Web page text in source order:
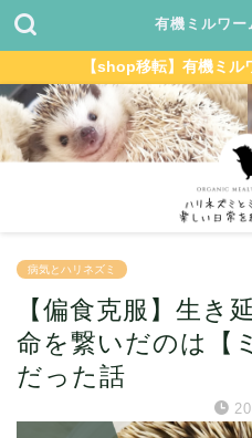
有機ミルワ
【shop移転】有機ミル
病気とハリネズミ
【偏食克服】生き
命を繋いだのは【
だった話